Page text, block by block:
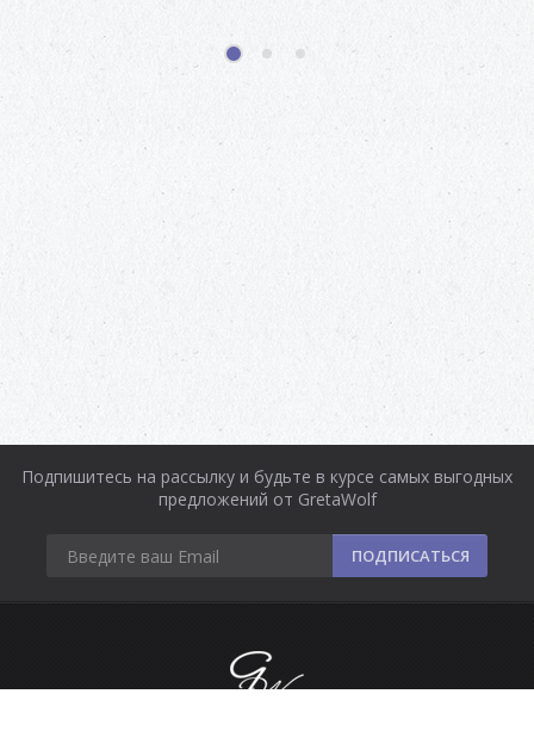
1 2 3
Подпишитесь на рассылку и будьте в курсе самых выгодных
предложений от GretaWolf
ПОДПИСАТЬСЯ